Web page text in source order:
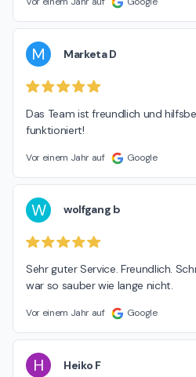
M Marketa D
Das Team ist freundlich und
funktioniert!
Vor einem Jahr auf Google
W wolfgang b
Sehr guter Service. Freundlich.
war so sauber wie lange nicht.
Vor einem Jahr auf Google
H Heiko F